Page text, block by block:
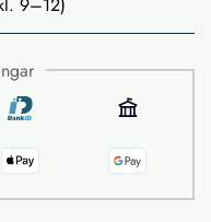
9–12)